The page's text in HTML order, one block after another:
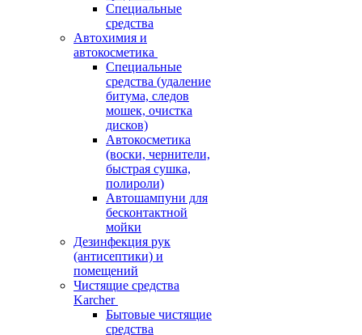
Специальные
средства
Автохимия и
автокосметика
Специальные
средства (удаление
битума, следов
мошек, очистка
дисков)
Автокосметика
(воски, чернители,
быстрая сушка,
полироли)
Автошампуни для
бесконтактной
мойки
Дезинфекция рук
(антисептики) и
помещений
Чистящие средства
Karcher
Бытовые чистящие
средства